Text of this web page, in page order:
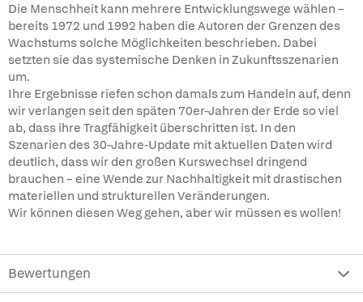
Die Menschheit kann mehrere Entwicklungswege wählen –
bereits 1972 und 1992 haben die Autoren der Grenzen des
Wachstums solche Möglichkeiten beschrieben. Dabei
setzten sie das systemische Denken in Zukunftsszenarien
um.
Ihre Ergebnisse riefen schon damals zum Handeln auf, denn
wir verlangen seit den späten 70er-Jahren der Erde so viel
ab, dass ihre Tragfähigkeit überschritten ist. In den
Szenarien des 30-Jahre-Update mit aktuellen Daten wird
deutlich, dass wir den großen Kurswechsel dringend
brauchen – eine Wende zur Nachhaltigkeit mit drastischen
materiellen und strukturellen Veränderungen.
Wir können diesen Weg gehen, aber wir müssen es wollen!
Bewertungen